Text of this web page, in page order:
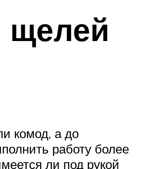
щелей
комод, а до
работу более
ли под рукой